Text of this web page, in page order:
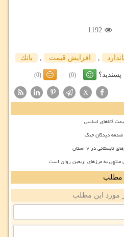
1192
, افزایش قیمت , بانك
(0)
(0)
X
کالاهای اساسی
صدمه دیدگان جنگ
به مرزهای اربعین روان است
مطلب
مورد این مطلب